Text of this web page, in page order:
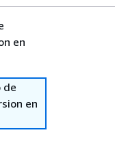
en
de
en